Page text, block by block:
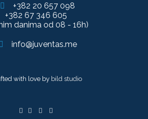
+382 20 657 098
+382 67 346 605
danima od 08 - 16h)
info@juventas.me
with love by bild studio